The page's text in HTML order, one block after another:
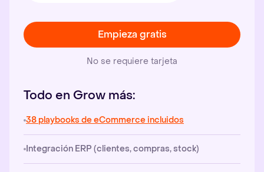
Empieza gratis
No se requiere tarjeta
Todo en Grow más:
38 playbooks de eCommerce incluidos
Integración ERP (clientes, compras, stock)